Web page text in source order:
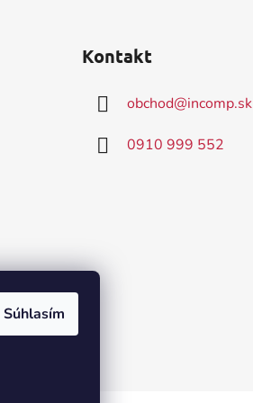
Súhlasím
Kontakt
obchod@incomp.sk
0910 999 552